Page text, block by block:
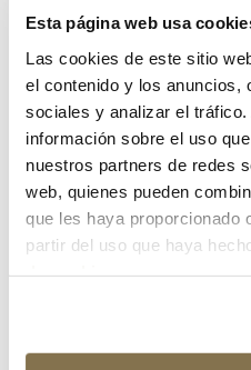
Esta página web usa
Las cookies de este sitio
el contenido y los anuncios,
sociales y analizar el
información sobre el uso
nuestros partners de redes
web, quienes pueden
que les haya proporcionado
partir del uso que haya
¿Has olvidado tu contraseña?